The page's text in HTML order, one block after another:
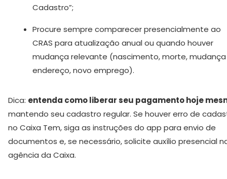
Cadastro”;
Procure sempre comparecer presencialmente ao
CRAS para atualização anual ou quando houver
mudança relevante (nascimento, morte,
endereço, novo emprego).
Dica: entenda como liberar seu pagamento hoje
mantendo seu cadastro regular. Se houver erro de
no Caixa Tem, siga as instruções do app para envio de
documentos e, se necessário, solicite auxílio presencial
agência da Caixa.